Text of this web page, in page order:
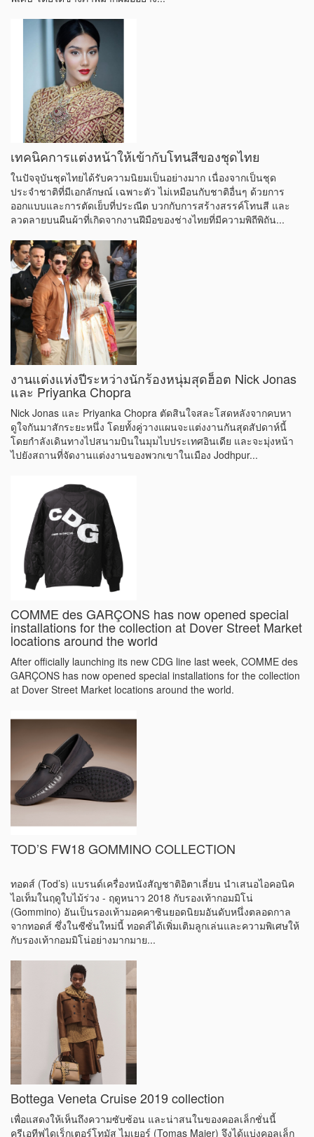
พิเศษ โดยได้ช่างภาพมากฝีมืออย่าง...
เทคนิคการแต่งหน้าให้เข้ากับโทนสีของชุดไทย
ในปัจจุบันชุดไทยได้รับความนิยมเป็นอย่างมาก เนื่องจากเป็นชุด
ประจำชาติที่มีเอกลักษณ์ เฉพาะตัว ไม่เหมือนกับชาติอื่นๆ ด้วยการ
ลวดลายบนผืนผ้าที่เกิดจากงานฝีมือของช่างไทยที่มีความพิถีพิถัน...
งานแต่งแห่งปีระหว่างนักร้องหนุ่มสุดฮ็อต Nick Jonas
และ Priyanka Chopra
Nick Jonas และ Priyanka Chopra ตัดสินใจสละโสดหลังจากคบหา
ดูใจกันมาสักระยะหนึ่ง โดยทั้งคู่วางแผนจะแต่งงานกันสุดสัปดาห์นี้
ไปยังสถานที่จัดงานแต่งงานของพวกเขาในเมือง Jodhpur...
COMME des GARÇONS has now opened special
installations for the collection at Dover Street Market
locations around the world
After officially launching its new CDG line last week, COMME des
at Dover Street Market locations around the world.
TOD’S FW18 GOMMINO COLLECTION
ทอดส์ (Tod’s) แบรนด์เครื่องหนังสัญชาติอิตาเลี่ยน นำเสนอไอคอนิค
ไอเท็มในฤดูใบไม้ร่วง - ฤดูหนาว 2018 กับรองเท้ากอมมิโน่
(Gommino) อันเป็นรองเท้ามอคคาซินยอดนิยมอันดับหนึ่งตลอดกาล
กับรองเท้ากอมมิโน่อย่างมากมาย...
Bottega Veneta Cruise 2019 collection